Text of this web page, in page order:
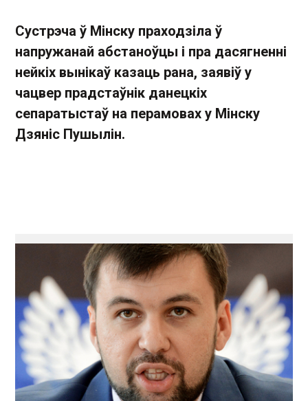
Сустрэча ў Мінску праходзіла ў
напружанай абстаноўцы і пра дасягненні
нейкіх вынікаў казаць рана, заявіў у
чацвер прадстаўнік данецкіх
сепаратыстаў на перамовах у Мінску
Дзяніс Пушылін.